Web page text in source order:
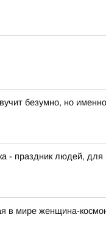
безумно, но
- праздник людей,
в мире женщина-